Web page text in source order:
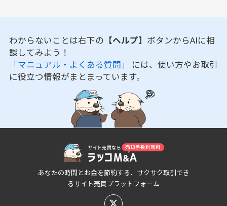
わからないことは右下の 【ヘルプ】 ボタンからAIに相
談してみよう！
「マニュアル・よくある質問」 には、使い方やお取引
に役立つ情報がまとまっています。
あなたの時間とお金を節約する、サクサク取引でき
るサイト売買プラットフォーム